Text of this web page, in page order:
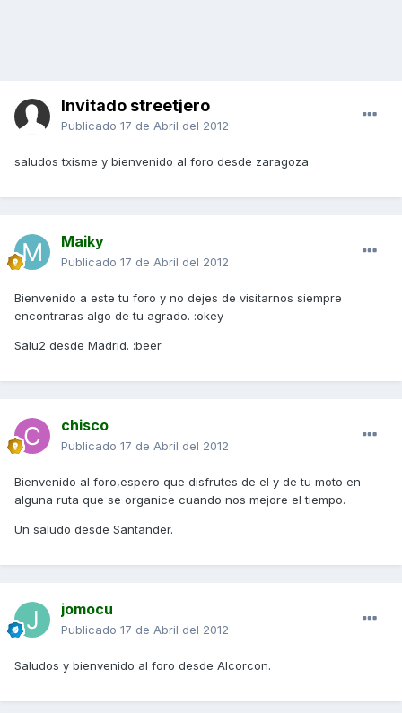
Invitado streetjero
Publicado 17 de Abril del 2012
saludos txisme y bienvenido al foro desde zaragoza
Maiky
Publicado 17 de Abril del 2012
Bienvenido a este tu foro y no dejes de visitarnos siempre
encontraras algo de tu agrado. :okey
Salu2 desde Madrid. :beer
chisco
Publicado 17 de Abril del 2012
Bienvenido al foro,espero que disfrutes de el y de tu moto en
alguna ruta que se organice cuando nos mejore el tiempo.
Un saludo desde Santander.
jomocu
Publicado 17 de Abril del 2012
Saludos y bienvenido al foro desde Alcorcon.